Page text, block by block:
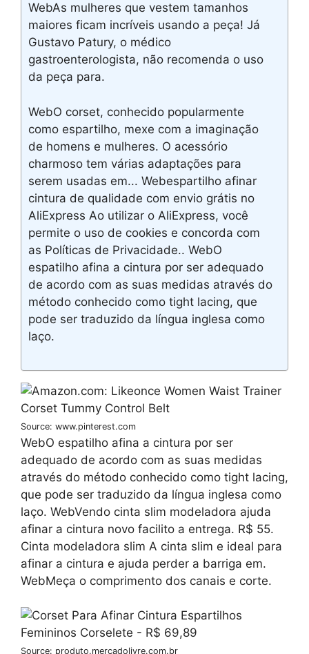
WebAs mulheres que vestem tamanhos
maiores ficam incríveis usando a peça! Já
Gustavo Patury, o médico
gastroenterologista, não recomenda o uso
da peça para.
WebO corset, conhecido popularmente
como espartilho, mexe com a imaginação
de homens e mulheres. O acessório
charmoso tem várias adaptações para
serem usadas em... Webespartilho afinar
cintura de qualidade com envio grátis no
AliExpress Ao utilizar o AliExpress, você
permite o uso de cookies e concorda com
as Políticas de Privacidade.. WebO
espatilho afina a cintura por ser adequado
de acordo com as suas medidas através do
método conhecido como tight lacing, que
pode ser traduzido da língua inglesa como
laço.
Source: www.pinterest.com
WebO espatilho afina a cintura por ser
adequado de acordo com as suas medidas
através do método conhecido como tight lacing,
que pode ser traduzido da língua inglesa como
laço. WebVendo cinta slim modeladora ajuda
afinar a cintura novo facilito a entrega. R$ 55.
Cinta modeladora slim A cinta slim e ideal para
afinar a cintura e ajuda perder a barriga em.
WebMeça o comprimento dos canais e corte.
Source: produto.mercadolivre.com.br